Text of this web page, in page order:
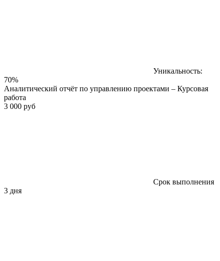
Уникальность:
70%
Аналитический отчёт по управлению проектами – Курсовая
работа
3 000 руб
Срок выполнения
3 дня